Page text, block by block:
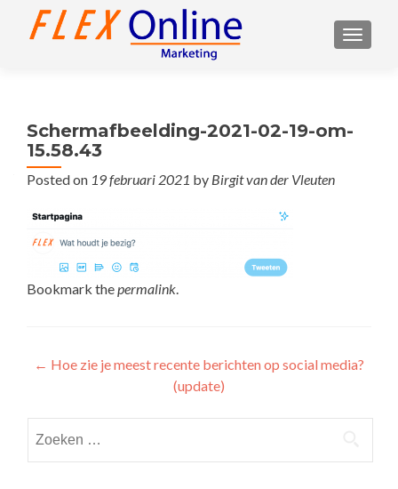
Schermafbeelding-2021-02-19-om-
15.58.43
Posted on 19 februari 2021 by Birgit van der Vleuten
Bookmark thepermalink.
Post
navigation
← Hoe zie je meest recente berichten op social media?
(update)
naar: